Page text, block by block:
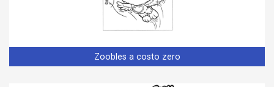
Zoobles a costo zero